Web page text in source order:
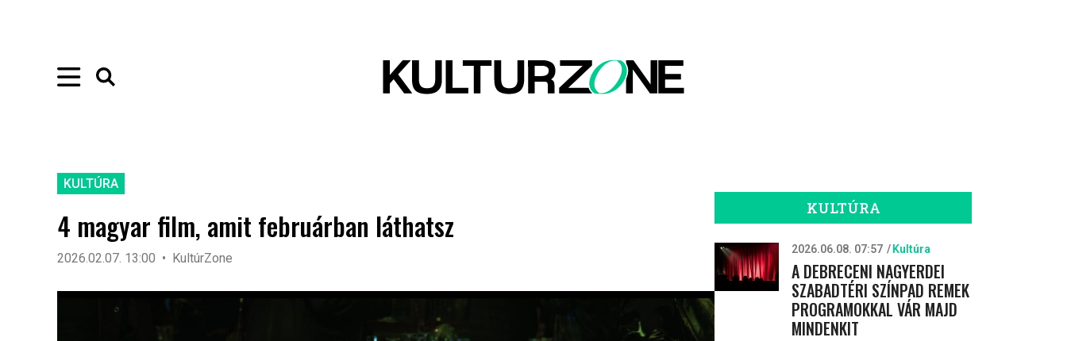
KULTÚRA
4 magyar film, amit februárban láthatsz
2026.02.07. 13:00 KultúrZone
KULTÚRA
2026.06.08. 07:57 Kultúra
A DEBRECENI NAGYERDEI
SZABADTÉRI SZÍNPAD REMEK
PROGRAMOKKAL VÁR MAJD
MINDENKIT